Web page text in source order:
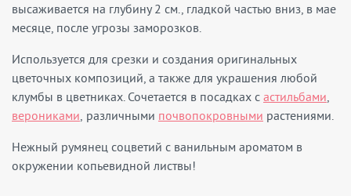
высаживается на глубину 2 см., гладкой частью вниз, в мае
месяце, после угрозы заморозков.
Используется для срезки и создания оригинальных
цветочных композиций, а также для украшения любой
клумбы в цветниках. Сочетается в посадках с астильбами,
верониками, различными почвопокровными растениями.
Нежный румянец соцветий с ванильным ароматом в
окружении копьевидной листвы!